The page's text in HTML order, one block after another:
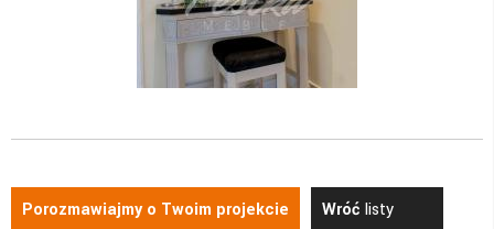
Porozmawiajmy o Twoim projekcie Wróć listy